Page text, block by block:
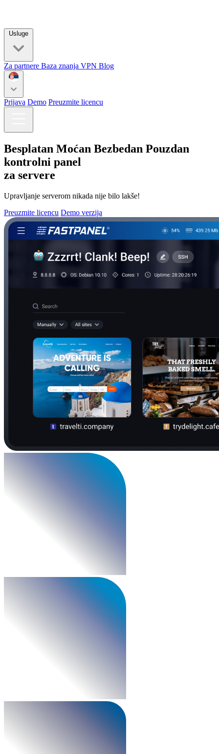
Usluge
Za partnere Baza znanja VPN Blog
Prijava Demo Preuzmite licencu
Besplatan Moćan Bezbedan Pouzdan
kontrolni panel
za servere
Upravljanje serverom nikada nije bilo lakše!
Preuzmite licencu Demo verzija